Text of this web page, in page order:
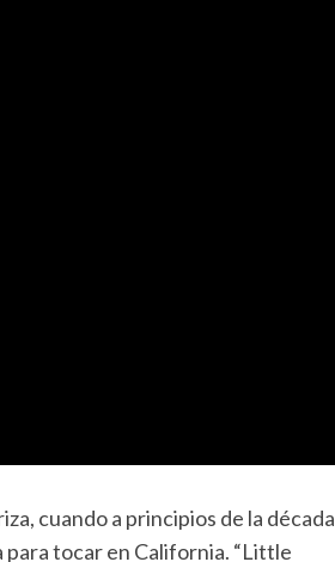
cuando a principios de la década
tocar en California. “Little